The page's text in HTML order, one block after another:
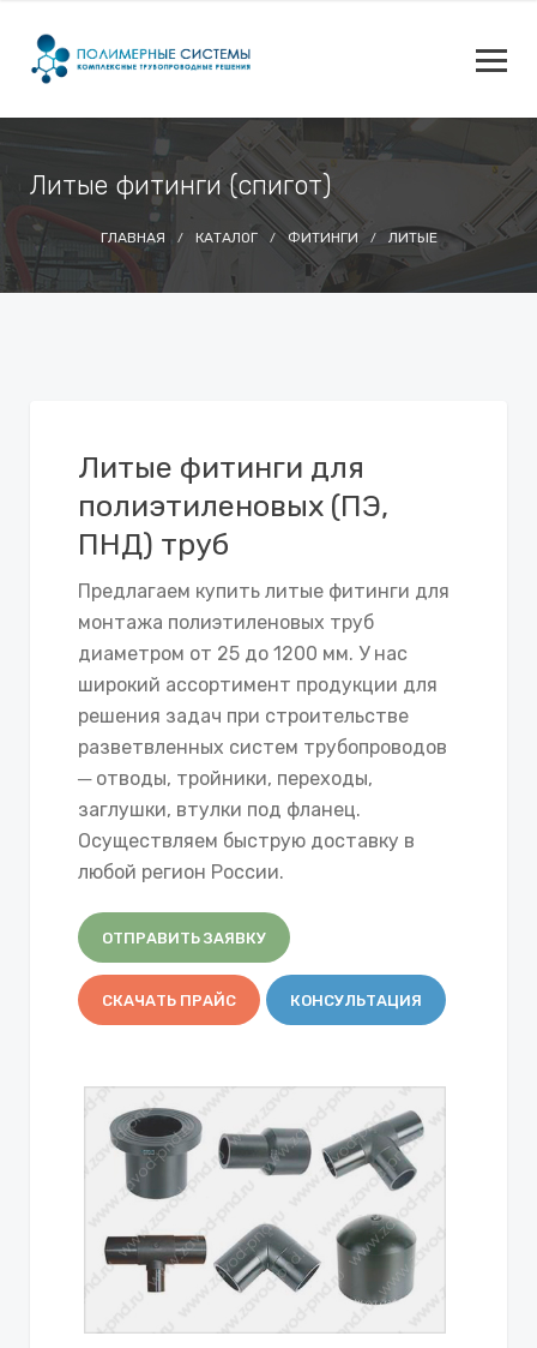
Литые фитинги (спигот)
ГЛАВНАЯ КАТАЛОГ ФИТИНГИ ЛИТЫЕ
Литые фитинги для
полиэтиленовых (ПЭ,
ПНД) труб
Предлагаем купить литые фитинги для
монтажа полиэтиленовых труб
диаметром от 25 до 1200 мм. У нас
широкий ассортимент продукции для
решения задач при строительстве
разветвленных систем трубопроводов
─ отводы, тройники, переходы,
заглушки, втулки под фланец.
Осуществляем быструю доставку в
любой регион России.
ОТПРАВИТЬ ЗАЯВКУ
СКАЧАТЬ ПРАЙС КОНСУЛЬТАЦИЯ